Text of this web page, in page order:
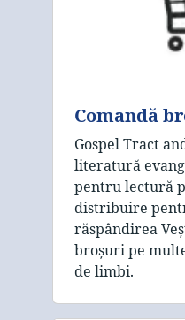
Comandă
Gospel Tract
literatură
pentru lectură
distribuire
răspândirea
broșuri pe
de limbi.